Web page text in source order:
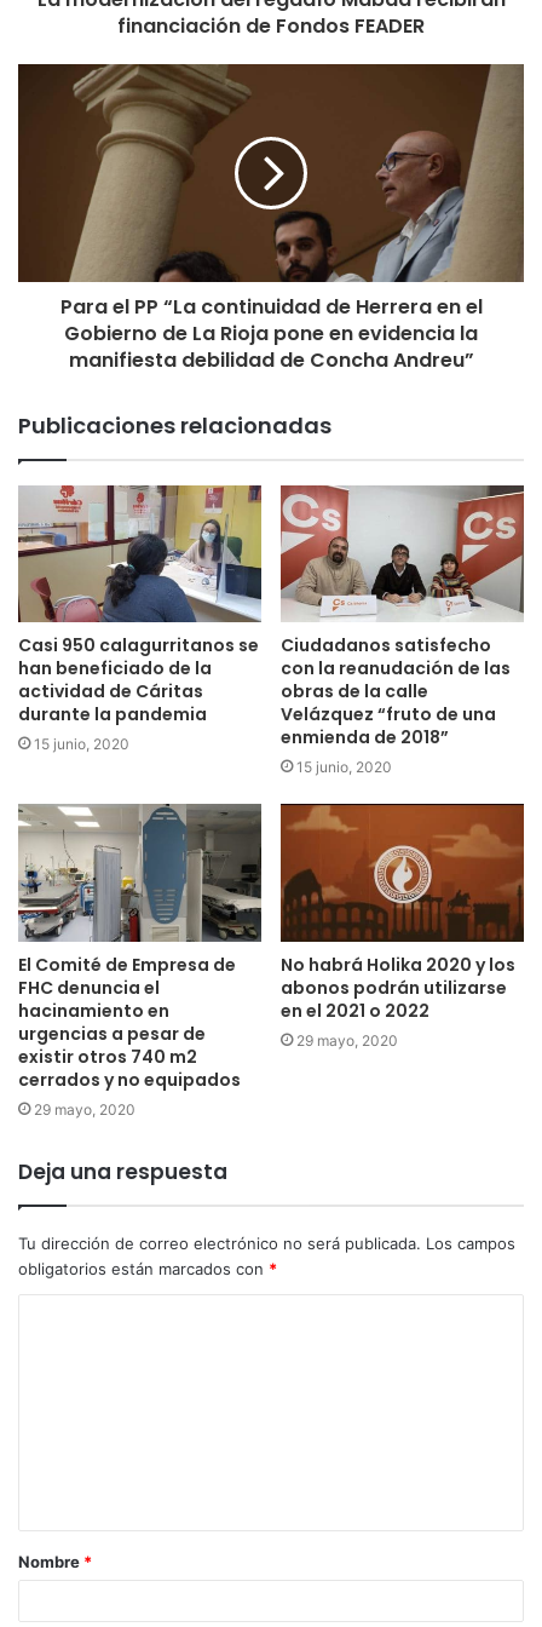
Plaza San Isidro
04:00 horas.- Hinchables “Gladiadores”. Organiza: Consejo
de la Juventud de Autol. Lugar: Parque del Indiano
financiación de Fondos FEADER
Para el PP “La continuidad de Herrera en el
Gobierno de La Rioja pone en evidencia la
manifiesta debilidad de Concha Andreu”
Publicaciones relacionadas
Casi 950 calagurritanos se
han beneficiado de la
actividad de Cáritas
durante la pandemia
15 junio, 2020
Ciudadanos satisfecho
con la reanudación de las
obras de la calle
Velázquez “fruto de una
enmienda de 2018”
15 junio, 2020
El Comité de Empresa de
FHC denuncia el
hacinamiento en
urgencias a pesar de
existir otros 740 m2
cerrados y no equipados
29 mayo, 2020
No habrá Holika 2020 y los
abonos podrán utilizarse
en el 2021 o 2022
29 mayo, 2020
Deja una respuesta
Tu dirección de correo electrónico no será publicada. Los campos
obligatorios están marcados con *
Nombre *